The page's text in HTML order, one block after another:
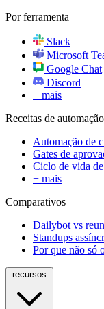
Por ferramenta
Slack
Microsoft
Google Chat
Discord
+ mais
Receitas de automação
Automação de
Gates de
Ciclo de vida
+ mais
Comparativos
Dailybot vs
Standups
Por que não só